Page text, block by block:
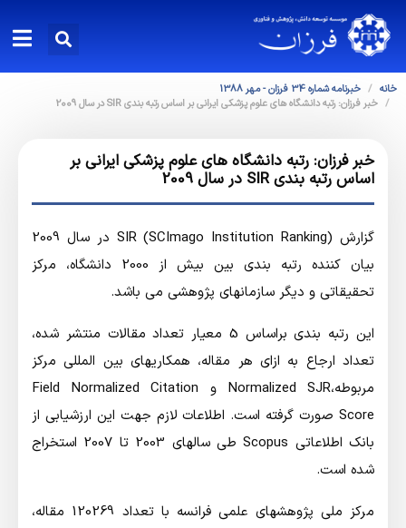
خانه
خبرنامه شماره 34 فرزان - مهر 1388
خبر فرزان: رتبه دانشگاه های علوم پزشکی ایرانی بر اساس رتبه بندی SIR در سال 2009
خبر فرزان: رتبه دانشگاه های علوم پزشکی ایرانی بر
اساس رتبه بندی SIR در سال 2009
گزارش SIR (SCImago Institution Ranking) در سال 2009
بیان کننده رتبه بندی بین بیش از 2000 دانشگاه، مرکز
تحقیقاتی و دیگر سازمانهای پژوهشی می باشد.
این رتبه بندی براساس 5 معیار تعداد مقالات منتشر شده،
تعداد ارجاع به ازای هر مقاله، همکاریهای بین المللی مرکز
مربوطه،Normalized SJR و Field Normalized Citation
Score صورت گرفته است. اطلاعات لازم جهت این ارزشیابی از
بانک اطلاعاتی Scopus طی سالهای 2003 تا 2007 استخراج
شده است.
مرکز ملی پژوهشهای علمی فرانسه با تعداد 120269 مقاله،